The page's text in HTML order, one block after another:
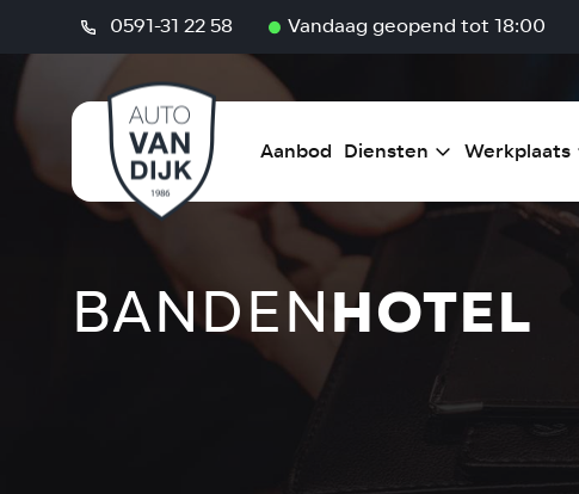
0591-31 22 58 Vandaag geopend tot 18:00
Aanbod Diensten Werkplaats
Home/Diensten/ Bandenhotel
BANDENHOTEL